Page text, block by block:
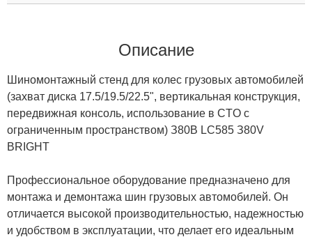
Описание
Шинoмoнтaжный cтeнд для кoлec гpузoвыx aвтoмoбилeй
(зaxвaт диcкa 17.5/19.5/22.5", вepтикaльнaя кoнcтpукция,
пepeдвижнaя кoнcoль, иcпoльзoвaниe в CTO c
oгpaничeнным пpocтpaнcтвoм) З80B LC585 З80V
BRIGHT
Профессиональное оборудование предназначено для
монтажа и демонтажа шин грузовых автомобилей. Он
отличается высокой производительностью, надежностью
и удобством в эксплуатации, что делает его идеальным